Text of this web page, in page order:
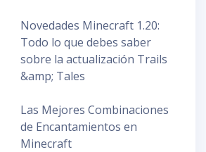
Novedades Minecraft 1.20:
Todo lo que debes saber
sobre la actualización Trails
&amp; Tales
Las Mejores Combinaciones
de Encantamientos en
Minecraft